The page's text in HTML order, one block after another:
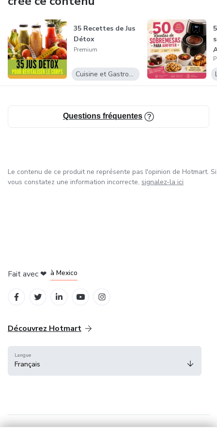
35 Recettes de Jus
Détox
Premium
Cuisine et Gastronomie
Questions fréquentes
Le contenu de ce produit ne représente pas l'opinion de Hotmart. Si
vous constatez une information incorrecte, signalez-la ici
Fait avec ❤ à Mexico
Découvrez Hotmart
Langue
Français